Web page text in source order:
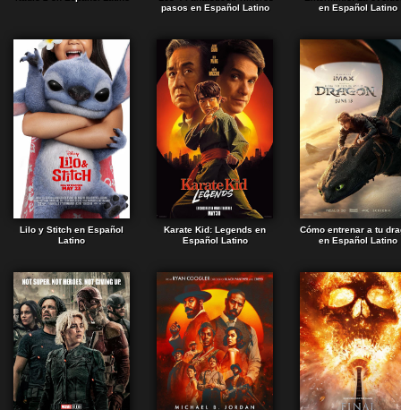
pasos en Español Latino
en Español Latino
Lilo y Stitch en Español
Latino
Karate Kid: Legends en
Español Latino
Cómo entrenar a tu
en Español Latino